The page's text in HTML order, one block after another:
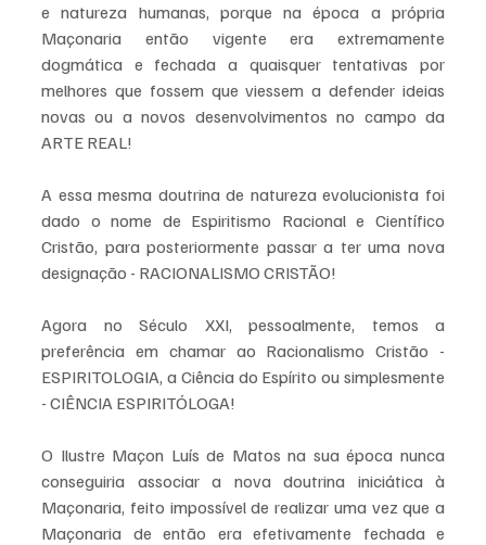
e natureza humanas, porque na época a própria
Maçonaria então vigente era extremamente
dogmática e fechada a quaisquer tentativas por
melhores que fossem que viessem a defender ideias
novas ou a novos desenvolvimentos no campo da
ARTE REAL!
A essa mesma doutrina de natureza evolucionista foi
dado o nome de Espiritismo Racional e Científico
Cristão, para posteriormente passar a ter uma nova
designação - RACIONALISMO CRISTÃO!
Agora no Século XXI, pessoalmente, temos a
preferência em chamar ao Racionalismo Cristão -
ESPIRITOLOGIA, a Ciência do Espírito ou simplesmente
- CIÊNCIA ESPIRITÓLOGA!
O Ilustre Maçon Luís de Matos na sua época nunca
conseguiria associar a nova doutrina iniciática à
Maçonaria, feito impossível de realizar uma vez que a
Maçonaria de então era efetivamente fechada e